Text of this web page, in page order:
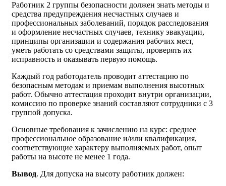
Работник 2 группы безопасности должен знать методы и
средства предупреждения несчастных случаев и
профессиональных заболеваний, порядок расследования
и оформление несчастных случаев, технику эвакуации,
принципы организации и содержания рабочих мест,
уметь работать со средствами защиты, проверять их
исправность и оказывать первую помощь.
Каждый год работодатель проводит аттестацию по
безопасным методам и приемам выполнения высотных
работ. Обычно аттестация проходит внутри организации,
комиссию по проверке знаний составляют сотрудники с 3
группой допуска.
Основные требования к зачислению на курс: среднее
профессиональное образование и/или квалификация,
соответствующие характеру выполняемых работ, опыт
работы на высоте не менее 1 года.
Вывод. Для допуска на высоту работник должен: